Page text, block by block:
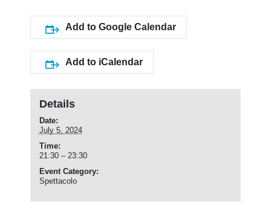
Add to Google Calendar
Add to iCalendar
Details
Date:
July 5, 2024
Time:
21:30 – 23:30
Event Category:
Spettacolo